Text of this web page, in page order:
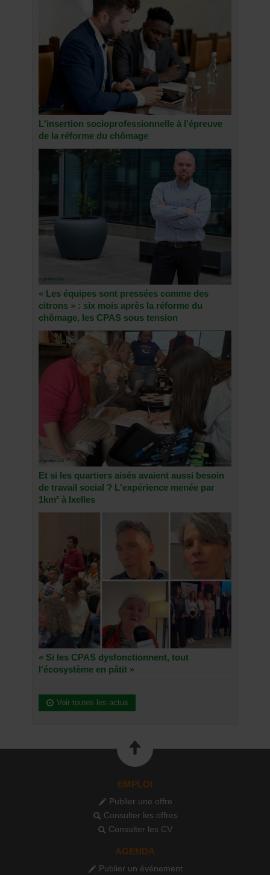
L'insertion socioprofessionnelle à l'épreuve
de la réforme du chômage
« Les équipes sont pressées comme des
citrons » : six mois après la réforme du
chômage, les CPAS sous tension
Et si les quartiers aisés avaient aussi besoin
de travail social ? L'expérience menée par
1km² à Ixelles
« Si les CPAS dysfonctionnent, tout
l'écosystème en pâtit »
Voir toutes les actus
EMPLOI
Publier une offre
Consulter les offres
Consulter les CV
AGENDA
Publier un événement